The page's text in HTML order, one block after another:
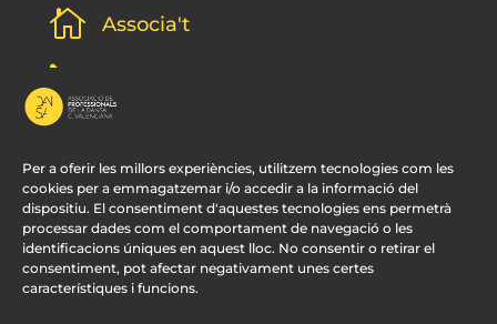
Per a oferir les millors experiències, utilitzem tecnologies com les
cookies per a emmagatzemar i/o accedir a la informació del
dispositiu. El consentiment d'aquestes tecnologies ens permetrà
processar dades com el comportament de navegació o les
identificacions úniques en aquest lloc. No consentir o retirar el
consentiment, pot afectar negativament unes certes
característiques i funcions.
 Associa't
l